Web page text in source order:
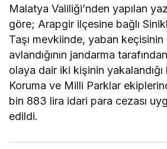
Malatya Valiliği’nden yapılan
göre; Arapgir ilçesine bağlı
Taşı mevkiinde, yaban
avlandığının jandarma
olaya dair iki kişinin
Koruma ve Milli Parklar
bin 883 lira idari para cezası
edildi.